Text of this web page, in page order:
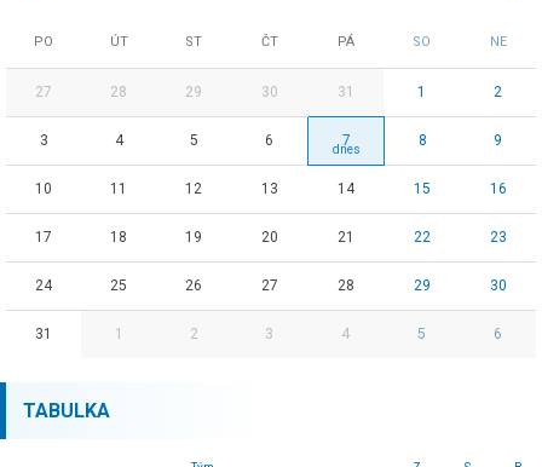
PO ÚT ST ČT PÁ SO NE
27 28 29 30 31 1 2
3 4 5 6 7 8 9
10 11 12 13 14 15 16
17 18 19 20 21 22 23
24 25 26 27 28 29 30
31 1 2 3 4 5 6
TABULKA